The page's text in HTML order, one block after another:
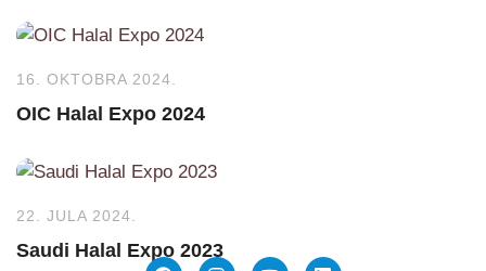
16. OKTOBRA 2024.
OIC Halal Expo 2024
22. JULA 2024.
Saudi Halal Expo 2023